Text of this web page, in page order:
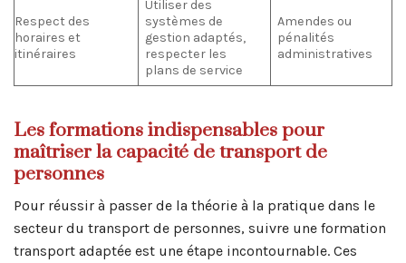
Respect des
horaires et
itinéraires
Utiliser des
systèmes de
gestion adaptés,
respecter les
plans de service
Amendes ou
pénalités
administratives
Les formations indispensables pour
maîtriser la capacité de transport de
personnes
Pour réussir à passer de la théorie à la pratique dans le
secteur du transport de personnes, suivre une formation
transport adaptée est une étape incontournable. Ces